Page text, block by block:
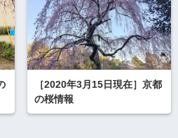
［2020年3月15日現在］京都
の桜情報